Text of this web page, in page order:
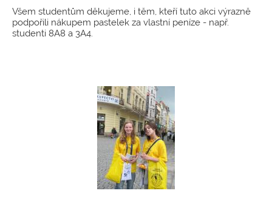
Všem studentům děkujeme, i těm, kteří tuto akci výrazně
podpořili nákupem pastelek za vlastní peníze - např.
studenti 8A8 a 3A4.